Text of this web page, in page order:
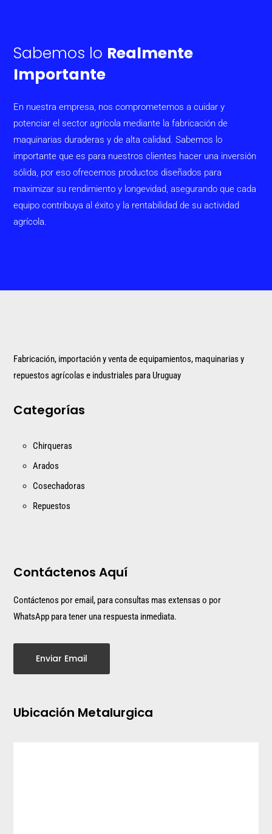
Sabemos lo Realmente
Importante
En nuestra empresa, nos comprometemos a cuidar y
potenciar el sector agrícola mediante la fabricación de
maquinarias duraderas y de alta calidad. Sabemos lo
importante que es para nuestros clientes hacer una inversión
sólida, por eso ofrecemos productos diseñados para
maximizar su rendimiento y longevidad, asegurando que cada
equipo contribuya al éxito y la rentabilidad de su actividad
agrícola.
Fabricación, importación y venta de equipamientos, maquinarias y
repuestos agrícolas e industriales para Uruguay
Categorías
Chirqueras
Arados
Cosechadoras
Repuestos
Contáctenos Aquí
Contáctenos por email, para consultas mas extensas o por
WhatsApp para tener una respuesta inmediata.
Enviar Email
Ubicación Metalurgica